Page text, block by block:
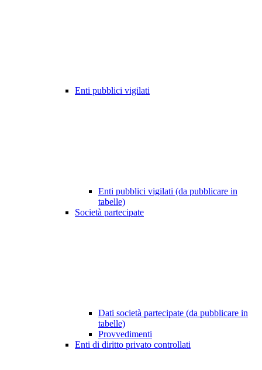
Enti pubblici vigilati
Enti pubblici vigilati (da pubblicare in
tabelle)
Società partecipate
Dati società partecipate (da pubblicare in
tabelle)
Provvedimenti
Enti di diritto privato controllati